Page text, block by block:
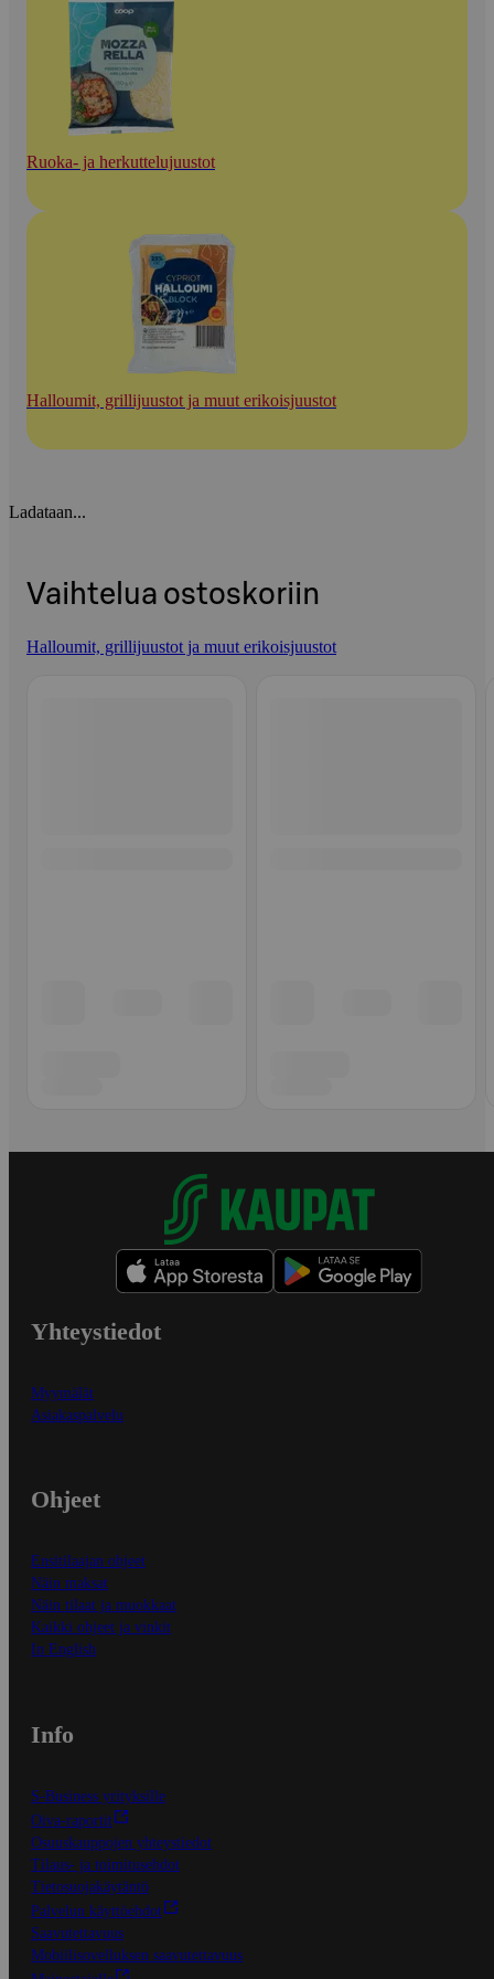
Ruoka- ja herkuttelujuustot
Halloumit, grillijuustot ja muut erikoisjuustot
Ladataan...
Vaihtelua ostoskoriin
Halloumit, grillijuustot ja muut erikoisjuustot
Yhteystiedot
Myymälät
Asiakaspalvelu
Ohjeet
Ensitilaajan ohjeet
Näin maksat
Näin tilaat ja muokkaat
Kaikki ohjeet ja vinkit
In English
Info
S-Business yrityksille
Oiva-raportit
Osuuskauppojen yhteystiedot
Tilaus- ja toimitusehdot
Tietosuojakäytäntö
Palvelun käyttöehdot
Saavutettavuus
Mobiilisovelluksen saavutettavuus